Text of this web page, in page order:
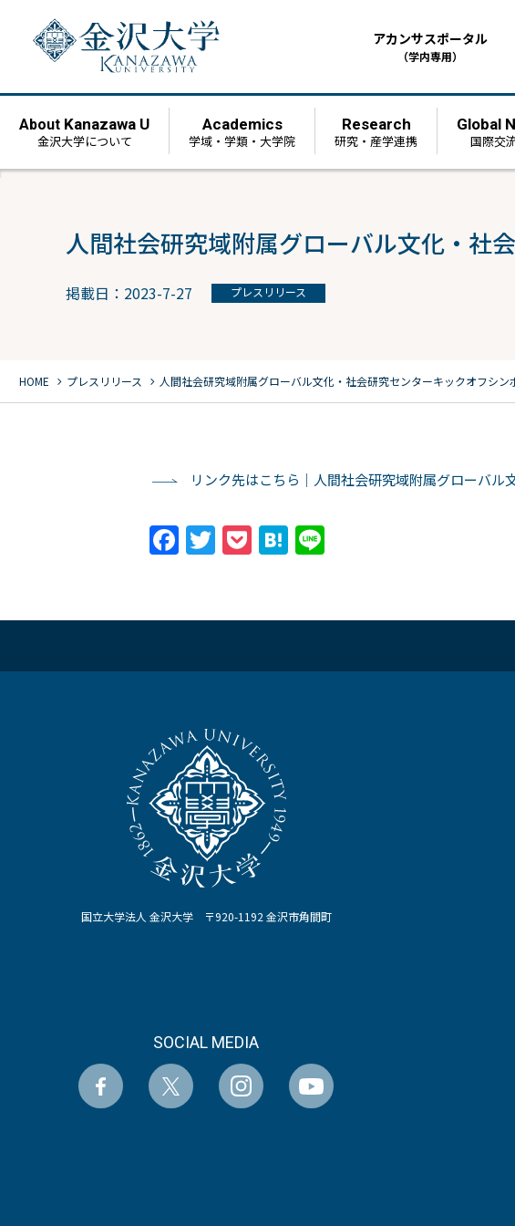
アカンサスポータル
（学内専用）
About Kanazawa U
金沢大学について
Academics
学域・学類・大学院
Research
研究・産学連携
Global
国際交
人間社会研究域附属グローバル文化・社
掲載日：2023-7-27 プレスリリース
HOME chevron_right プレスリリース chevron_right 人間社会研究域附属グローバル文化・社会研究センターキックオフシン
リンク先はこちら｜人間社会研究域附属グローバ
Facebook
Twitter
PocketHatena
国立大学法人 金沢大学 〒920-1192 金沢市角間町
SOCIAL MEDIA